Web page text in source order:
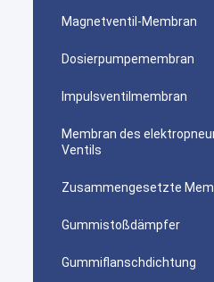
Magnetventil-Membran
Dosierpumpemembran
Impulsventilmembran
Membran des
Ventils
Zusammengesetzte
Gummistoßdämpfer
Gummiflanschdichtung